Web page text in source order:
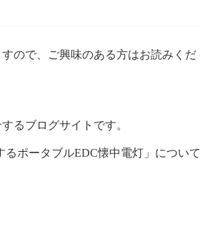
ので、ご興味のある方はお読みくだ
るブログサイトです。
るポータブルEDC懐中電灯」について